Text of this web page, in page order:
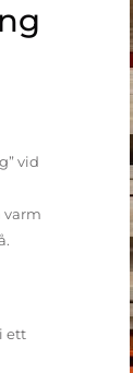
vid
varm
ett